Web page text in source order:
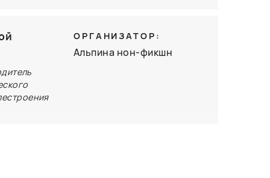
ОРГАНИЗАТОР:
Альпина нон-фикшн